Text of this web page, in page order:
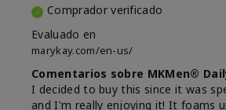
Comprador verificado
Evaluado en
marykay.com/en-us/
Comentarios sobre MKMen®
I decided to buy this since it was
and I'm really enjoying it! It foams